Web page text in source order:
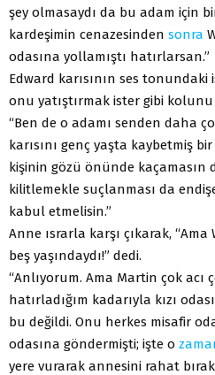
şey olmasaydı da bu adam için
kardeşimin cenazesinden sonra
odasına yollamıştı hatırlarsan.”
Edward karısının ses
onu yatıştırmak ister gibi kolunu
“Ben de o adamı senden daha
karısını genç yaşta kaybetmiş
kişinin gözü önünde kaçamasın
kilitlemekle suçlanması da
kabul etmelisin.”
Anne ısrarla karşı çıkarak,
beş yaşındaydı!” dedi.
“Anlıyorum. Ama Martin çok acı
hatırladığım kadarıyla kızı
bu değildi. Onu herkes misafir
odasına göndermişti; işte o
yere vurarak annesini rahat